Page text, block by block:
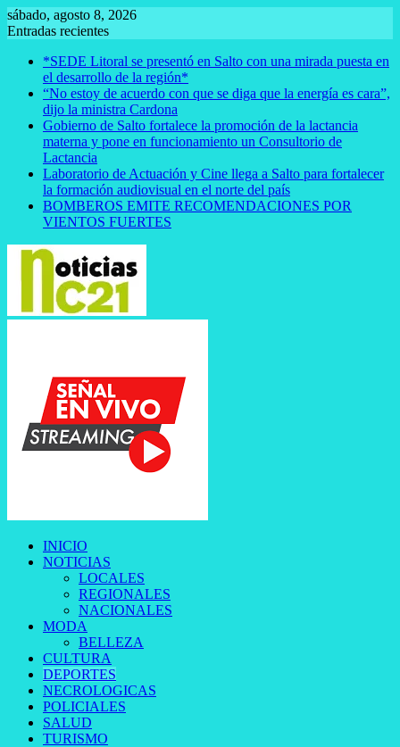
Saltar
al
sábado, agosto 8, 2026
Entradas recientes
*SEDE Litoral se presentó en Salto con una mirada puesta en
el desarrollo de la región*
“No estoy de acuerdo con que se diga que la energía es cara”,
dijo la ministra Cardona
Gobierno de Salto fortalece la promoción de la lactancia
materna y pone en funcionamiento un Consultorio de
Lactancia
Laboratorio de Actuación y Cine llega a Salto para fortalecer
la formación audiovisual en el norte del país
BOMBEROS EMITE RECOMENDACIONES POR
VIENTOS FUERTES
INICIO
NOTICIAS
LOCALES
REGIONALES
NACIONALES
MODA
BELLEZA
CULTURA
DEPORTES
NECROLOGICAS
POLICIALES
SALUD
TURISMO